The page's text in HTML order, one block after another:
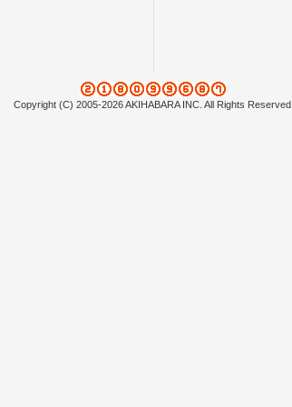
Copyright (C) 2005-2026 AKIHABARA INC. All Rights Reserved.